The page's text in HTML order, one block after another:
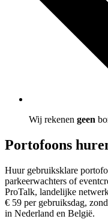
Wij rekenen geen
Portofoons
Huur gebruiksklare
parkeerwachters of
ProTalk, landelijke
€ 59 per gebruiksdag,
in Nederland en België.